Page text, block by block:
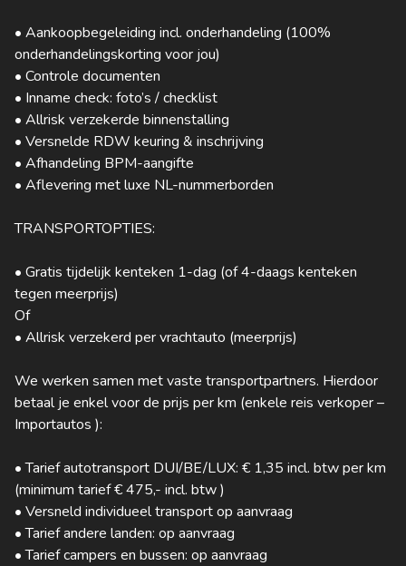
• Aankoopbegeleiding incl. onderhandeling (100%
onderhandelingskorting voor jou)
• Controle documenten
• Inname check: foto’s / checklist
• Allrisk verzekerde binnenstalling
• Versnelde RDW keuring & inschrijving
• Afhandeling BPM-aangifte
• Aflevering met luxe NL-nummerborden
TRANSPORTOPTIES:
• Gratis tijdelijk kenteken 1-dag (of 4-daags kenteken
tegen meerprijs)
Of
• Allrisk verzekerd per vrachtauto (meerprijs)
We werken samen met vaste transportpartners. Hierdoor
betaal je enkel voor de prijs per km (enkele reis verkoper –
Importautos ):
• Tarief autotransport DUI/BE/LUX: € 1,35 incl. btw per km
(minimum tarief € 475,- incl. btw )
• Versneld individueel transport op aanvraag
• Tarief andere landen: op aanvraag
• Tarief campers en bussen: op aanvraag